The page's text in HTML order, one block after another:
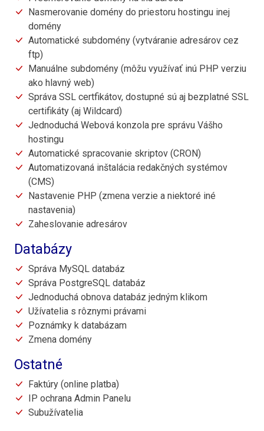
Nasmerovanie domény do priestoru hostingu inej
domény
Automatické subdomény (vytváranie adresárov cez
ftp)
Manuálne subdomény (môžu využívať inú PHP verziu
ako hlavný web)
Správa SSL certfikátov, dostupné sú aj bezplatné SSL
certifikáty (aj Wildcard)
Jednoduchá Webová konzola pre správu Vášho
hostingu
Automatické spracovanie skriptov (CRON)
Automatizovaná inštalácia redakčných systémov
(CMS)
Nastavenie PHP (zmena verzie a niektoré iné
nastavenia)
Zaheslovanie adresárov
Databázy
Správa MySQL databáz
Správa PostgreSQL databáz
Jednoduchá obnova databáz jedným klikom
Užívatelia s rôznymi právami
Poznámky k databázam
Zmena domény
Ostatné
Faktúry (online platba)
IP ochrana Admin Panelu
Subužívatelia